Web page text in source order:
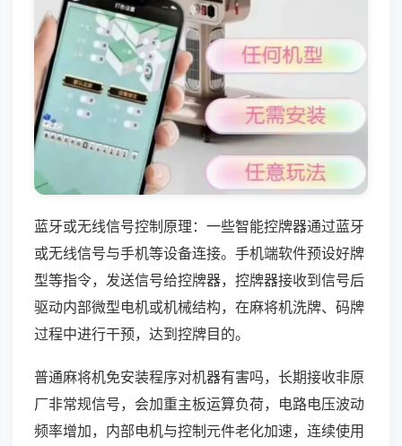
蓝牙或无线信号控制原理：一些智能控牌器通过蓝牙
或无线信号与手机等设备连接。手机端软件预设好牌
型等指令，发送信号给控牌器，控牌器接收到信号后
驱动内部微型电机或机械结构，在麻将机洗牌、码牌
过程中进行干预，达到控牌目的。
普通麻将机免安装程序对机器有害吗，长期接收非原
厂非常规信号，会加重主板运算负荷，电路电压波动
频率增加，内部电机与控制元件老化加速，连续使用